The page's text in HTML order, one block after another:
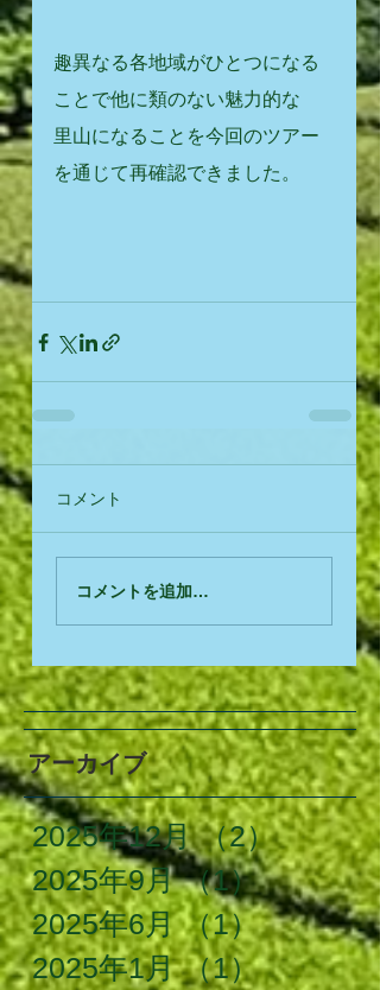
趣異なる各地域がひとつになる
ことで他に類のない魅力的な
里山になることを今回のツアー
を通じて再確認できました。
コメント
コメントを追加…
アーカイブ
2025年12月 （2）2件の記
2025年9月 （1）1件の記事
2025年6月 （1）1件の記事
2025年1月 （1）1件の記事